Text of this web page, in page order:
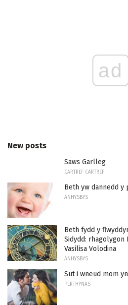
ad
New posts
Saws Garlleg
CARTREF CARTREF
Beth yw dannedd y
ANHYSBYS
Beth fydd y
Sidydd: rhagolygon
Vasilisa Volodina
ANHYSBYS
Sut i wneud mom
PERTHYNAS